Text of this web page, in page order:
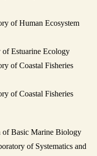
Human Ecosystem
Ecology
Coastal Fisheries
Coastal Fisheries
Basic Marine Biology
of Systematics and